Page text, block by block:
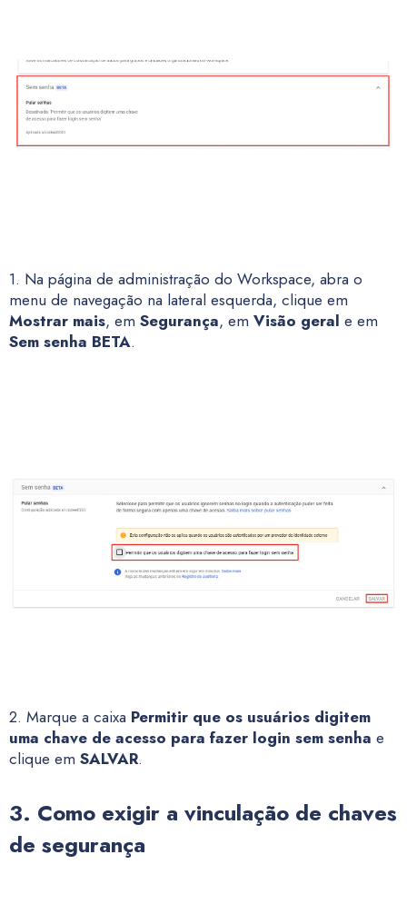
1. Na página de administração do Workspace, abra o
menu de navegação na lateral esquerda, clique em
Mostrar mais, em Segurança, em Visão geral e em
Sem senha BETA.
2. Marque a caixa Permitir que os usuários digitem
uma chave de acesso para fazer login sem senha e
clique em SALVAR.
3. Como exigir a vinculação de chaves
de segurança